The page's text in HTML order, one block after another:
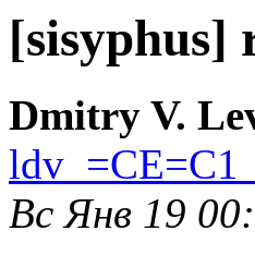
[sisyphus]
Dmitry V.
Вс Янв 19